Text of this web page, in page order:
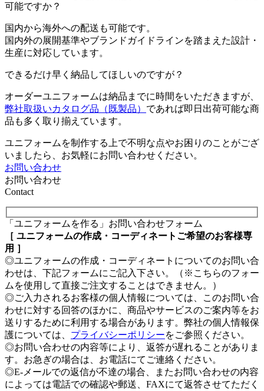
可能ですか？
国内から海外への配送も可能です。
国内外の展開基準やブランドガイドラインを踏まえた設計・
生産に対応しています。
できるだけ早く納品してほしいのですが？
オーダーユニフォームは納品までに時間をいただきますが、
弊社取扱いカタログ品（既製品） であれば即日出荷可能な商
品も多く取り揃えています。
ユニフォームを制作する上で不明な点やお困りのことがござ
いましたら、お気軽にお問い合わせください。
お問い合わせ
お問い合わせ
Contact
「ユニフォームを作る」お問い合わせフォーム
［ ユニフォームの作成・コーディネートご希望のお客様専
用 ］
◎ユニフォームの作成・コーディネートについてのお問い合
わせは、下記フォームにご記入下さい。（※こちらのフォー
ムを使用して直接ご注文することはできません。）
◎ご入力されるお客様の個人情報については、このお問い合
わせに対する回答のほかに、商品やサービスのご案内等をお
送りするために利用する場合があります。弊社の個人情報保
護については、 プライバシーポリシーをご参照ください。
◎お問い合わせの内容等により、返答が遅れることがありま
す。お急ぎの場合は、お電話にてご連絡ください。
◎E-メールでの返信が不達の場合、またお問い合わせの内容
によっては電話での確認や郵送、FAXにて返答させてただく